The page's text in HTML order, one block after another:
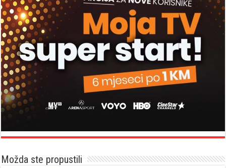
Možda ste propustili